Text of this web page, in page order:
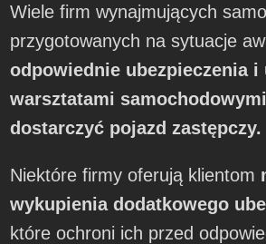
Wiele firm wynajmujących
przygotowanych na sytuacje
odpowiednie ubezpieczenia i
warsztatami samochodowymi
dostarczyć pojazd zastępczy.
Niektóre firmy oferują klientom
wykupienia dodatkowego
które ochroni ich przed